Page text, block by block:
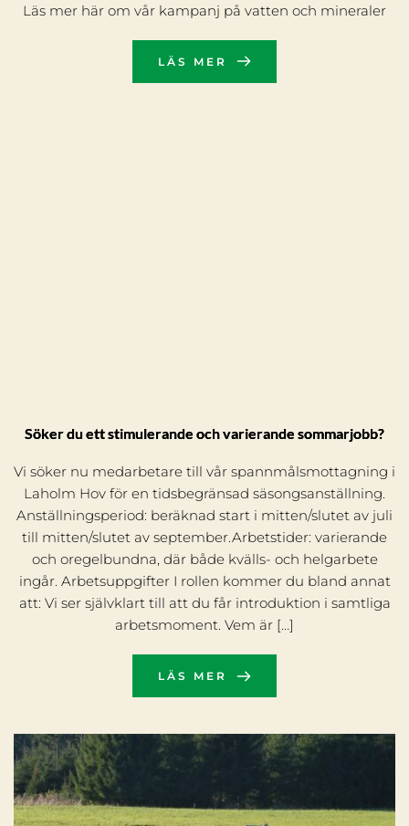
Läs mer här om vår kampanj på vatten och mineraler
LÄS MER
Söker du ett stimulerande och varierande sommarjobb?
Vi söker nu medarbetare till vår spannmålsmottagning i
Laholm Hov för en tidsbegränsad säsongsanställning.
Anställningsperiod: beräknad start i mitten/slutet av juli
till mitten/slutet av september.Arbetstider: varierande
och oregelbundna, där både kvälls- och helgarbete
ingår. Arbetsuppgifter I rollen kommer du bland annat
att: Vi ser självklart till att du får introduktion i samtliga
arbetsmoment. Vem är […]
LÄS MER